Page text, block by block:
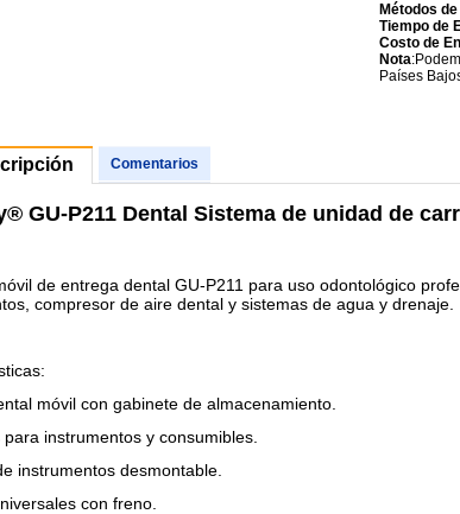
Métodos
Tiempo de
Costo de
Nota
Países
Comentarios
GU-P211 Dental Sistema de unidad de
de entrega dental GU-P211 para uso odontológico
compresor de aire dental y sistemas de agua y drenaje.
móvil con gabinete de almacenamiento.
instrumentos y consumibles.
instrumentos desmontable.
con freno.